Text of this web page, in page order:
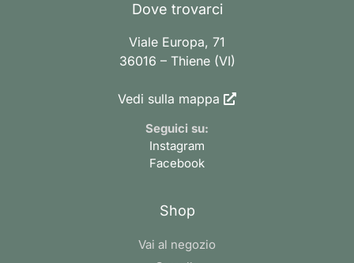
Dove trovarci
Viale Europa, 71
36016 – Thiene (VI)
Vedi sulla mappa
Seguici su:
Instagram
Facebook
Shop
Vai al negozio